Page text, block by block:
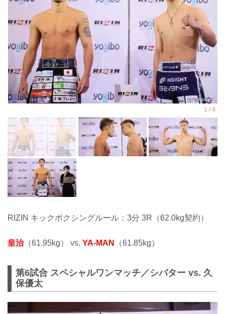
RIZIN キックボクシングルール：3分 3R（62.0kg契約）
皇治（61.95kg） vs. YA-MAN （61.85kg）
第6試合 スペシャルワンマッチ／シバター vs. 久
保優太